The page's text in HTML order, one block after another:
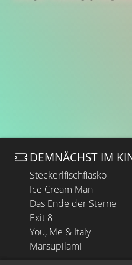
DEMNÄCHST IM
Steckerlfischfiasko
Ice Cream Man
Das Ende der Sterne
Exit 8
You, Me & Italy
Marsupilami